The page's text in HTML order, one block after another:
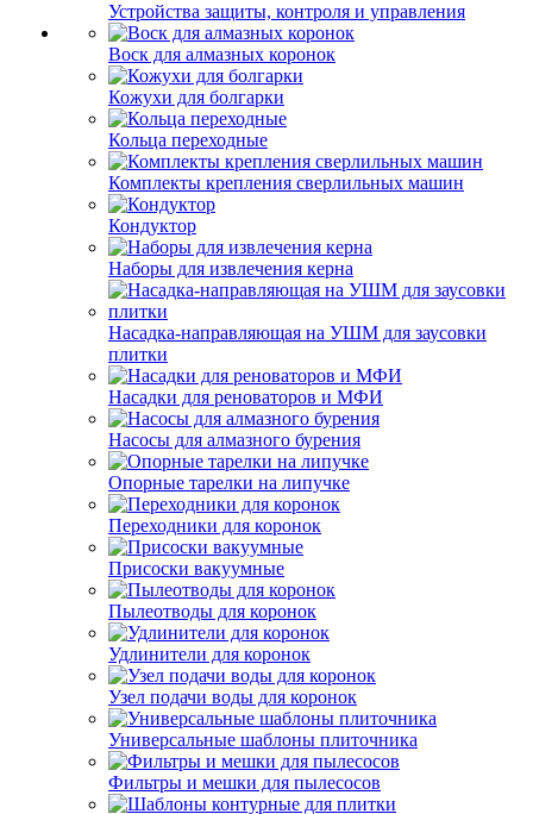
Устройства защиты, контроля и управления
Воск для алмазных коронок
Кожухи для болгарки
Кольца переходные
Комплекты крепления сверлильных машин
Кондуктор
Наборы для извлечения керна
Насадка-направляющая на УШМ для заусовки
плитки
Насадки для реноваторов и МФИ
Насосы для алмазного бурения
Опорные тарелки на липучке
Переходники для коронок
Присоски вакуумные
Пылеотводы для коронок
Удлинители для коронок
Узел подачи воды для коронок
Универсальные шаблоны плиточника
Фильтры и мешки для пылесосов